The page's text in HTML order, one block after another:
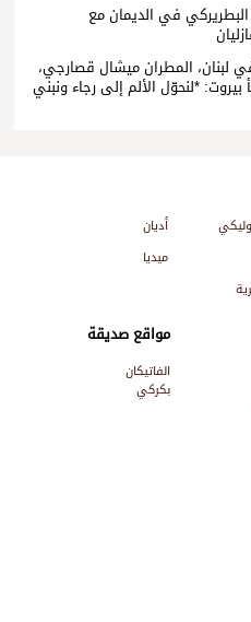
في الديمان مع
لبنان، المطران ميشال قصارجي،
*لنحوّل الألم إلى رجاء ونبني
أديان
ميديا
مواقع صديقة
الفاتيكان
بكركي